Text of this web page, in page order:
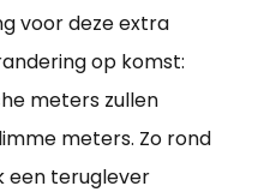
voor deze extra
op komst:
meters zullen
meters. Zo rond
een teruglever